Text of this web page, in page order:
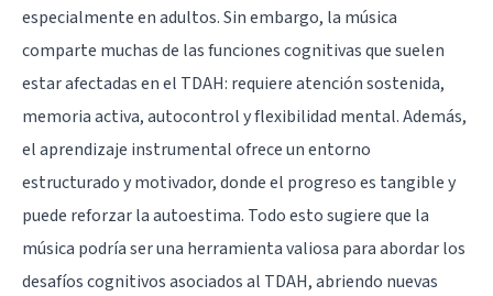
especialmente en adultos. Sin embargo, la música
comparte muchas de las funciones cognitivas que suelen
estar afectadas en el TDAH: requiere atención sostenida,
memoria activa, autocontrol y flexibilidad mental. Además,
el aprendizaje instrumental ofrece un entorno
estructurado y motivador, donde el progreso es tangible y
puede reforzar la autoestima. Todo esto sugiere que la
música podría ser una herramienta valiosa para abordar los
desafíos cognitivos asociados al TDAH, abriendo nuevas